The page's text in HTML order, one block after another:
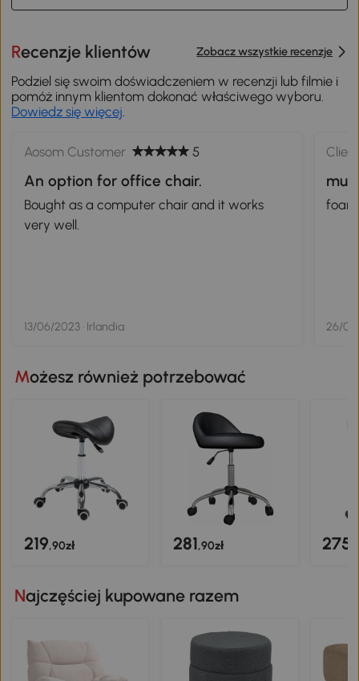
Recenzje klientów Zobacz wszystkie recenzje
Podziel się swoim doświadczeniem w recenzji lub filmie i
pomóż innym klientom dokonać właściwego wyboru.
Dowiedz się więcej.
Aosom Customer 5
An option for office chair.
Bought as a computer chair and it works
very well.
13/06/2023 · Irlandia 26/
Możesz również potrzebować
219,90zł 281,90zł 275
Najczęściej kupowane razem